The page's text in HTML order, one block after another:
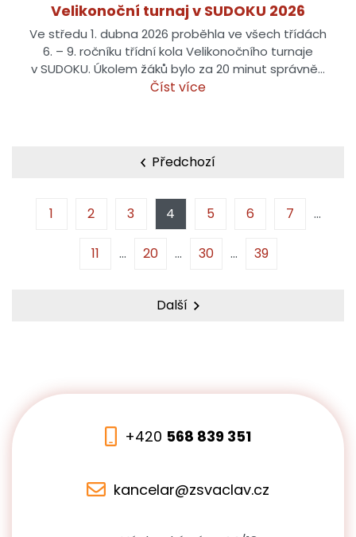
Velikonoční turnaj v SUDOKU 2026
Ve středu 1. dubna 2026 proběhla ve všech třídách
6. – 9. ročníku třídní kola Velikonočního turnaje
v SUDOKU. Úkolem žáků bylo za 20 minut správně…
Číst více
Předchozí
1 2 3 4 5 6 7
11 20 30 39
Další
+420 568 839 351
kancelar@zsvaclav.cz